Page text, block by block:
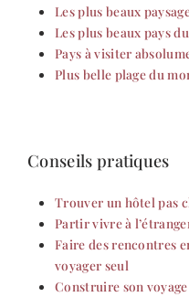
Les plus beaux
Les plus beaux pays
Pays à visiter
Plus belle plage du
Conseils pratiques
Trouver un hôtel pas
Partir vivre à
Faire des rencontres
voyager seul
Construire son